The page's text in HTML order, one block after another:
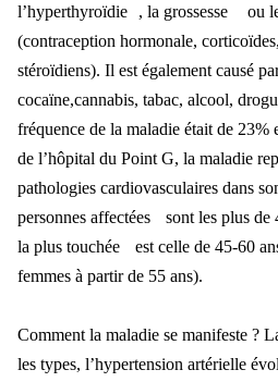
l’hyperthyroïdie , la grossesse ou
(contraception hormonale, cortico
stéroïdiens). Il est également causé
cocaïne,cannabis, tabac, alcool,
fréquence de la maladie était de
de l’hôpital du Point G, la maladie
pathologies cardiovasculaires dans
personnes affectées sont les plus de
la plus touchée est celle de 45-60
femmes à partir de 55 ans).
Comment la maladie se manifeste ?
les types, l’hypertension artérielle